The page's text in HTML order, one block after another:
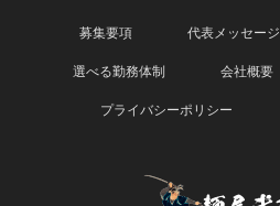
募集要項 代表メッセージ
選べる勤務体制 会社概要
プライバシーポリシー